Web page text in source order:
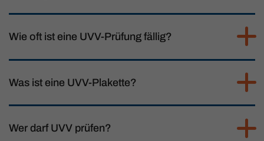
Wie oft ist eine UVV-Prüfung fällig?
Was ist eine UVV-Plakette?
Wer darf UVV prüfen?